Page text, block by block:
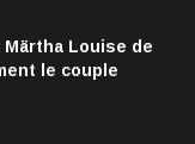
Märtha Louise de
le couple
sur le racisme